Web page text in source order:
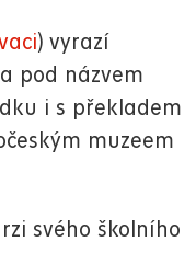
) vyrazí
pod názvem
i s překladem
muzeem
svého školního